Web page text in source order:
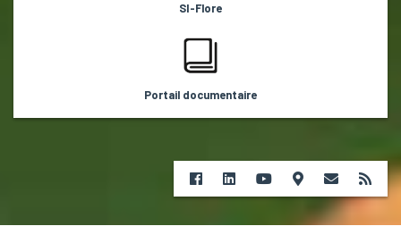
SI-Flore
Portail documentaire